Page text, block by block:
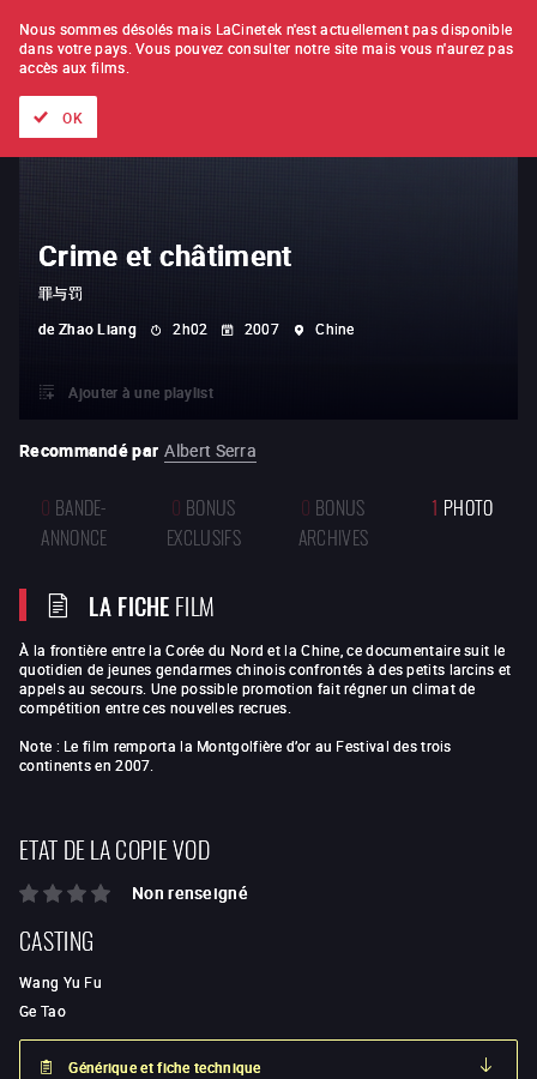
À L'UNITÉ ABONNEMENT
Crime et châtiment
罪与罚
de Zhao Liang 2h02 2007 Chine
Ajouter à une playlist
Recommandé par Albert Serra
0 BANDE-
ANNONCE
0 BONUS
EXCLUSIFS
0 BONUS
ARCHIVES
1 PHOTO
LA FICHEFILM
À la frontière entre la Corée du Nord et la Chine, ce documentaire suit le
quotidien de jeunes gendarmes chinois confrontés à des petits larcins et
appels au secours. Une possible promotion fait régner un climat de
compétition entre ces nouvelles recrues.
Note : Le film remporta la Montgolfière d’or au Festival des trois
continents en 2007.
ETAT DE LA COPIE VOD
Non renseigné
CASTING
Wang Yu Fu
Ge Tao
Générique et fiche technique
Nous sommes désolés mais LaCinetek n'est actuellement pas disponible
dans votre pays. Vous pouvez consulter notre site mais vous n'aurez pas
accès aux films.
OK